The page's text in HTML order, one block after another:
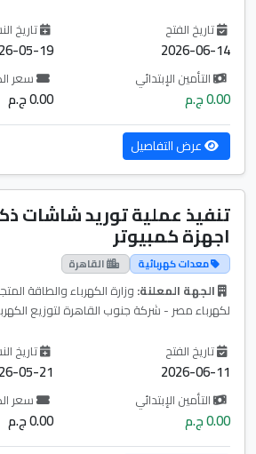
تاريخ الفتح
2026-06-14
تاريخ
05-19
التأمين الإبتدائي
0.00 ج.م
سعر
0.00 ج.م
عرض التفاصيل
تنفيذ عملية توريد شاشات
اجهزة كمبيوتر
معدات كهربائية القاهرة
الجهة المعلنة: وزارة الكهرباء والطاقة
لكهرباء مصر - شركة جنوب القاهرة لتوزيع
تاريخ الفتح
2026-06-11
تاريخ
05-21
التأمين الإبتدائي
0.00 ج.م
سعر
0.00 ج.م